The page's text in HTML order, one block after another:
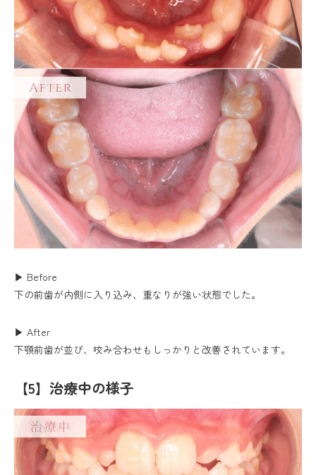
▶ Before
下の前歯が内側に入り込み、重なりが強い状態でした。
▶ After
下顎前歯が並び、咬み合わせもしっかりと改善されています。
【5】治療中の様子